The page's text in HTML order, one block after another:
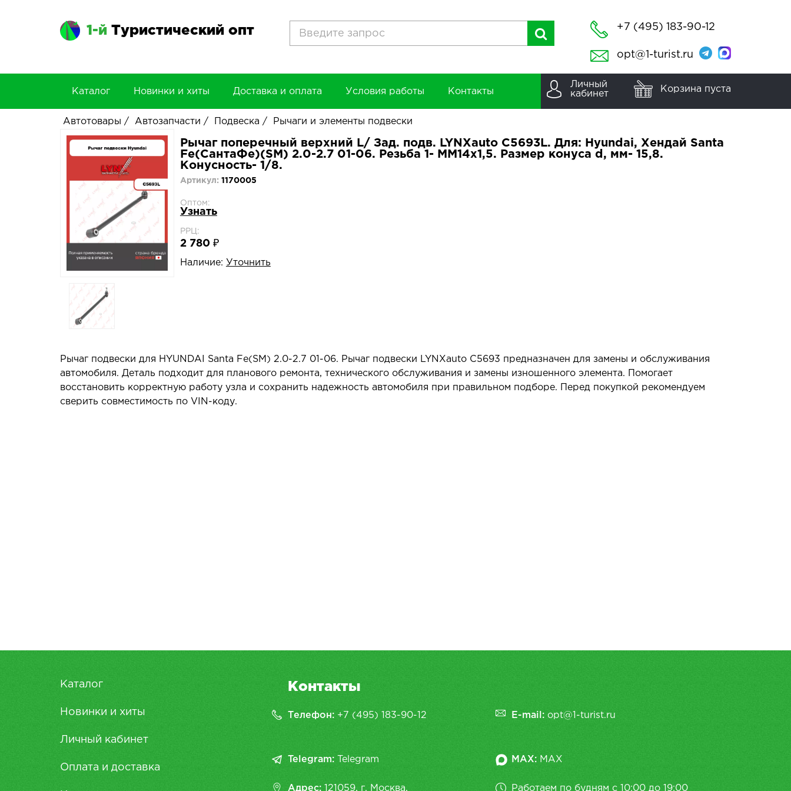
1-й Туристический опт +7 (495) 183-90-12
opt@1-turist.ru
Каталог Новинки и хиты Доставка и оплата Условия работы Контакты
Личный
кабинет
Корзина пуста
Автотовары / Автозапчасти / Подвеска / Рычаги и элементы подвески
Рычаг поперечный верхний L/ Зад. подв. LYNXauto C5693L. Для: Hyundai, Хендай Santa
Fe(СантаФе)(SM) 2.0-2.7 01-06. Резьба 1- MM14x1,5. Размер конуса d, мм- 15,8.
Конусность- 1/8.
Артикул: 1170005
Оптом:
Узнать
РРЦ:
2 780 ₽
Наличие: Уточнить
Рычаг подвески для HYUNDAI Santa Fe(SM) 2.0-2.7 01-06. Рычаг подвески LYNXauto C5693 предназначен для замены и обслуживания
автомобиля. Деталь подходит для планового ремонта, технического обслуживания и замены изношенного элемента. Помогает
восстановить корректную работу узла и сохранить надежность автомобиля при правильном подборе. Перед покупкой рекомендуем
сверить совместимость по VIN-коду.
Каталог
Новинки и хиты
Личный кабинет
Оплата и доставка
Контакты
Телефон: +7 (495) 183-90-12 E-mail: opt@1-turist.ru
Telegram: Telegram MAX: MAX
Адрес: 121059, г. Москва, Работаем по будням с 10:00 до 19:00